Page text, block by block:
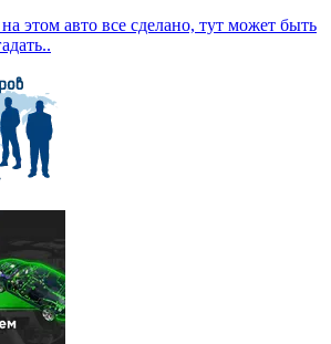
этом авто все сделано, тут может быть